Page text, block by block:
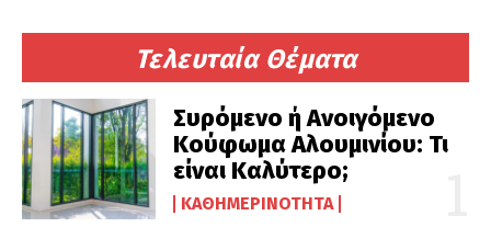
Τελευταία Θέματα
Συρόμενο ή Ανοιγόμενο
Κούφωμα Αλουμινίου: Τι
είναι Καλύτερο;
ΚΑΘΗΜΕΡΙΝΌΤΗΤΑ